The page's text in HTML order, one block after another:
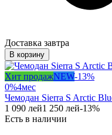
Доставка завтра
В корзину
Хит продажNEW-13%
0%4мес
Чемодан Sierra S Arctic
1 090 лей1 250 лей-13%
Есть в наличии